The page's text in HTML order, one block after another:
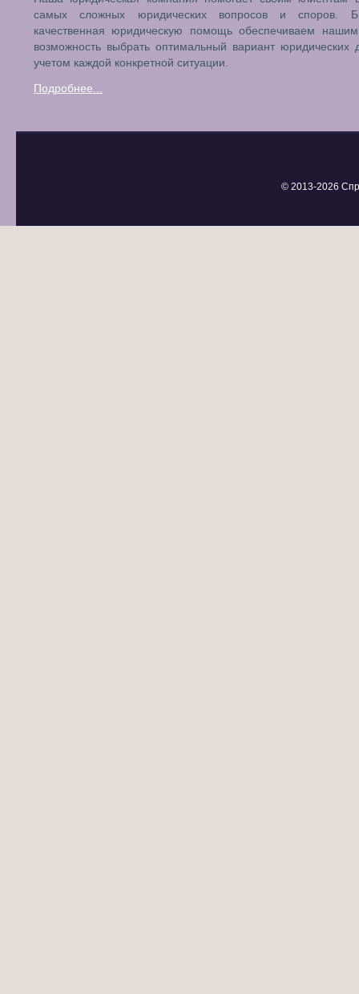
самых сложных юридических вопросов и споров.
качественная юридическую помощь обеспечиваем
возможность выбрать оптимальный вариант юридических
учетом каждой конкретной ситуации.
Подробнее...
© 2013-2026